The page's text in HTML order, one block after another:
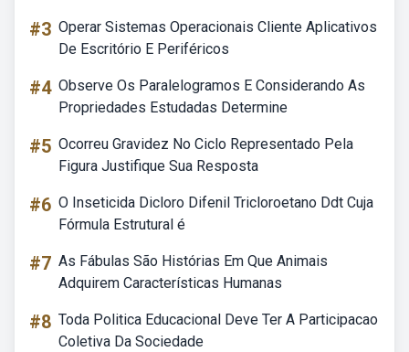
#3 Operar Sistemas Operacionais Cliente Aplicativos
De Escritório E Periféricos
#4 Observe Os Paralelogramos E Considerando As
Propriedades Estudadas Determine
#5 Ocorreu Gravidez No Ciclo Representado Pela
Figura Justifique Sua Resposta
#6 O Inseticida Dicloro Difenil Tricloroetano Ddt Cuja
Fórmula Estrutural é
#7 As Fábulas São Histórias Em Que Animais
Adquirem Características Humanas
#8 Toda Politica Educacional Deve Ter A Participacao
Coletiva Da Sociedade